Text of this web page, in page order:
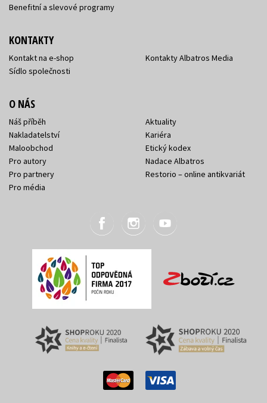
Benefitní a slevové programy
KONTAKTY
Kontakt na e-shop
Sídlo společnosti
Kontakty Albatros Media
O NÁS
Náš příběh
Nakladatelství
Maloobchod
Pro autory
Pro partnery
Pro média
Aktuality
Kariéra
Etický kodex
Nadace Albatros
Restorio – online antikvariát